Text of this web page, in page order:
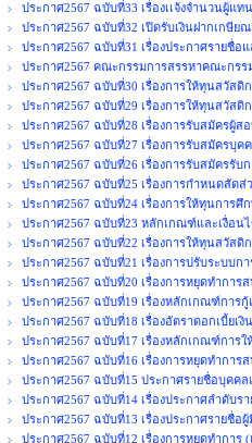
ประกาศ2567 ฉบับที่33 เรื่องเเจ้งจำนวนผู้แ
ประกาศ2567 ฉบับที่32 เปิดรับเงินฝากเกษีย
ประกาศ2567 ฉบับที่31 เรื่องประกาศรายชื่อ
ประกาศ2567 คณะกรรมการสรรหาคณะกรร
ประกาศ2567 ฉบับที่30 เรื่องการให้ทุนสวัส
ประกาศ2567 ฉบับที่29 เรื่องการให้ทุนสวัส
ประกาศ2567 ฉบับที่28 เรื่องการรับสมัครผู้ส
ประกาศ2567 ฉบับที่27 เรื่องการรับสมัครบุ
ประกาศ2567 ฉบับที่26 เรื่องการรับสมัครรับ
ประกาศ2567 ฉบับที่25 เรื่องการกำหนดสัด
ประกาศ2567 ฉบับที่24 เรื่องการให้ทุนการศึ
ประกาศ2567 ฉบับที่23 หลักเกณฑ์และเงื่อน
ประกาศ2567 ฉบับที่22 เรื่องการให้ทุนสวัสดิ
ประกาศ2567 ฉบับที่21 เรื่องการปรับระบบ
ประกาศ2567 ฉบับที่20 เรื่องการหยุดทำการ
ประกาศ2567 ฉบับที่19 เรื่องหลักเกณฑ์การ
ประกาศ2567 ฉบับที่18 เรื่องอัตราดอกเบี้ยเ
ประกาศ2567 ฉบับที่17 เรื่องหลักเกณฑ์การ
ประกาศ2567 ฉบับที่16 เรื่องการหยุดทำการ
ประกาศ2567 ฉบับที่15 ประกาศรายชื่อบุคค
ประกาศ2567 ฉบับที่14 เรื่องประกาศลำดับ
ประกาศ2567 ฉบับที่13 เรื่องประกาศรายชื่อ
ประกาศ2567 ฉบับที่12 เรื่องการหยุดทำการ (